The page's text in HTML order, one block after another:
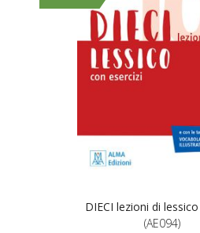
DIECI lezioni di
(AE094)